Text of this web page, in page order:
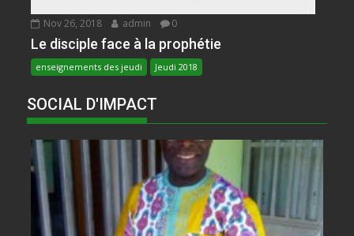
Nov 26, 2018 admin 0
Le disciple face à la prophétie
enseignements des jeudi Jeudi 2018
SOCIAL D'IMPACT